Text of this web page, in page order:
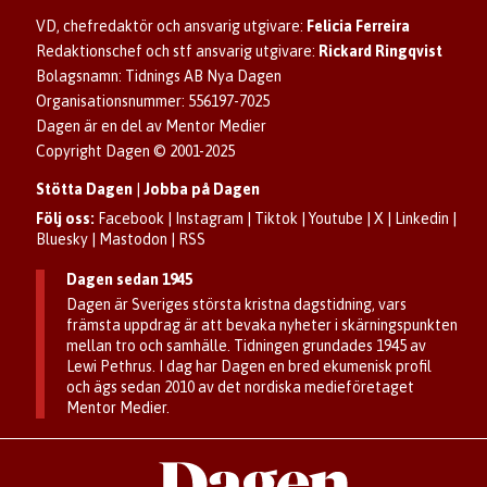
Upphovsrätt och AI
Om Dagen
Dagen som taltidningen
Senaste numret av eDagen
Dagens arkiv
Familjeannonser
Se dödsannonser/minnesrum
Anmäl störande/felaktig annons
VD, chefredaktör och ansvarig utgivare: Felicia Ferreira
Redaktionschef och stf ansvarig utgivare: Rickard Ringqvist
Bolagsnamn: Tidnings AB Nya Dagen
Organisationsnummer: 556197-7025
Dagen är en del av Mentor Medier
Copyright Dagen © 2001-2025
Stötta Dagen |Jobba på Dagen
Följ oss: Facebook Instagram Tiktok |Youtube |X Linkedin
Bluesky
Mastodon RSS
Dagen sedan 1945
Dagen är Sveriges största kristna dagstidning, vars
främsta uppdrag är att bevaka nyheter i skärningspunkten
mellan tro och samhälle. Tidningen grundades 1945 av
Lewi Pethrus. I dag har Dagen en bred ekumenisk profil
och ägs sedan 2010 av det nordiska medieföretaget
Mentor Medier.